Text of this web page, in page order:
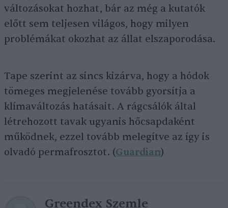
változásokat hozhat, bár az még a kutatók
előtt sem teljesen világos, hogy milyen
problémákat okozhat az állat elszaporodása.
Tape szerint az sincs kizárva, hogy a hódok
tömeges megjelenése tovább gyorsítja a
klímaváltozás hatásait. A rágcsálók által
létrehozott tavak ugyanis hőcsapdaként
működnek, ezzel tovább melegítve az így is
olvadó permafrosztot. (Guardian)
Greendex Szemle